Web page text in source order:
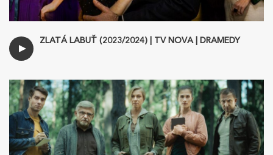
ZLATÁ LABUŤ (2023/2024) | TV NOVA | DRAMEDY